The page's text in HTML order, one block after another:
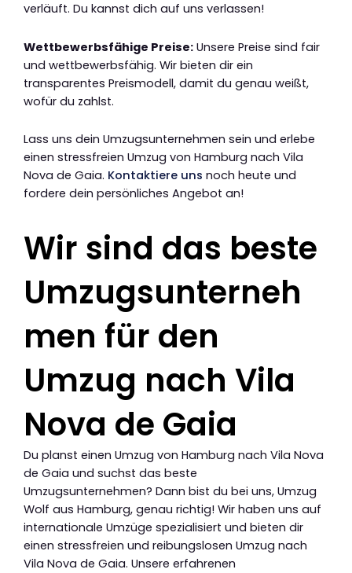
verläuft. Du kannst dich auf uns verlassen!
Wettbewerbsfähige Preise: Unsere Preise sind fair
und wettbewerbsfähig. Wir bieten dir ein
transparentes Preismodell, damit du genau weißt,
wofür du zahlst.
Lass uns dein Umzugsunternehmen sein und erlebe
einen stressfreien Umzug von Hamburg nach Vila
Nova de Gaia. Kontaktiere uns noch heute und
fordere dein persönliches Angebot an!
Wir sind das beste
Umzugsunterneh
men für den
Umzug nach Vila
Nova de Gaia
Du planst einen Umzug von Hamburg nach Vila Nova
de Gaia und suchst das beste
Umzugsunternehmen? Dann bist du bei uns, Umzug
Wolf aus Hamburg, genau richtig! Wir haben uns auf
internationale Umzüge spezialisiert und bieten dir
einen stressfreien und reibungslosen Umzug nach
Vila Nova de Gaia. Unsere erfahrenen